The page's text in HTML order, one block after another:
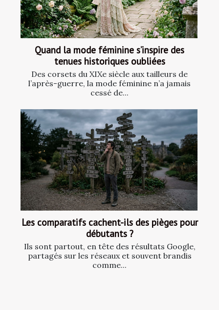
Quand la mode féminine s’inspire des
tenues historiques oubliées
Des corsets du XIXe siècle aux tailleurs de
l’après-guerre, la mode féminine n’a jamais
cessé de...
Les comparatifs cachent-ils des pièges pour
débutants ?
Ils sont partout, en tête des résultats Google,
partagés sur les réseaux et souvent brandis
comme...